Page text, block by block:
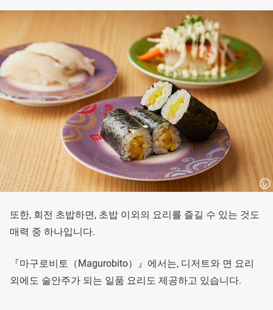
또한, 회전 초밥하면, 초밥 이외의 요리를 즐길 수 있는 것도
매력 중 하나입니다.
『마구로비토（Magurobito）』에서는, 디저트와 면 요리
외에도 술안주가 되는 일품 요리도 제공하고 있습니다.